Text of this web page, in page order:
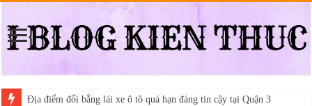
Địa điểm đổi bằng lái xe ô tô quá hạn đáng tin cậy tại Quận 3